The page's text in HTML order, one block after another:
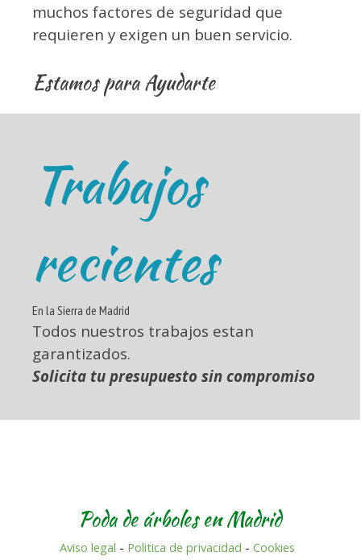
muchos factores de seguridad que
requieren y exigen un buen servicio.
Estamos para Ayudarte
Trabajos
recientes
En la Sierra de Madrid
Todos nuestros trabajos estan
garantizados.
Solicita tu presupuesto sin compromiso
Poda de árboles en Madrid
Aviso legal - Politica de privacidad - Cookies